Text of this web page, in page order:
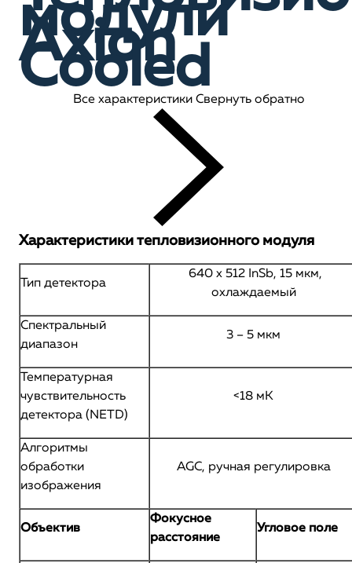
модули
Axion
Сooled
Все характеристики Свернуть обратно
Характеристики тепловизионного модуля
Тип детектора
640 x 512 InSb, 15 мкм,
охлаждаемый
Спектральный
диапазон
3 – 5 мкм
Температурная
чувствительность
детектора (NETD)
<18 мК
Алгоритмы
обработки
изображения
AGC, ручная регулировка
Объектив
Фокусное
расстояние
Угловое поле